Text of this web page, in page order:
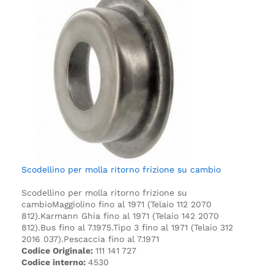
Scodellino per molla ritorno frizione su cambio
Scodellino per molla ritorno frizione su
cambioMaggiolino fino al 1971 (Telaio 112 2070
812).Karmann Ghia fino al 1971 (Telaio 142 2070
812).Bus fino al 7.1975.Tipo 3 fino al 1971 (Telaio 312
2016 037).Pescaccia fino al 7.1971
Codice Originale: 111 141 727
Codice interno: 4530